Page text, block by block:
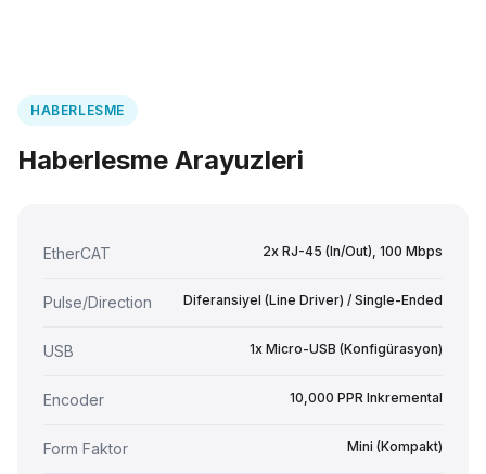
HABERLESME
Haberlesme Arayuzleri
EtherCAT 2x RJ-45 (In/Out), 100 Mbps
Pulse/Direction Diferansiyel (Line Driver) / Single-Ended
USB 1x Micro-USB (Konfigürasyon)
Encoder 10,000 PPR Inkremental
Form Faktor Mini (Kompakt)